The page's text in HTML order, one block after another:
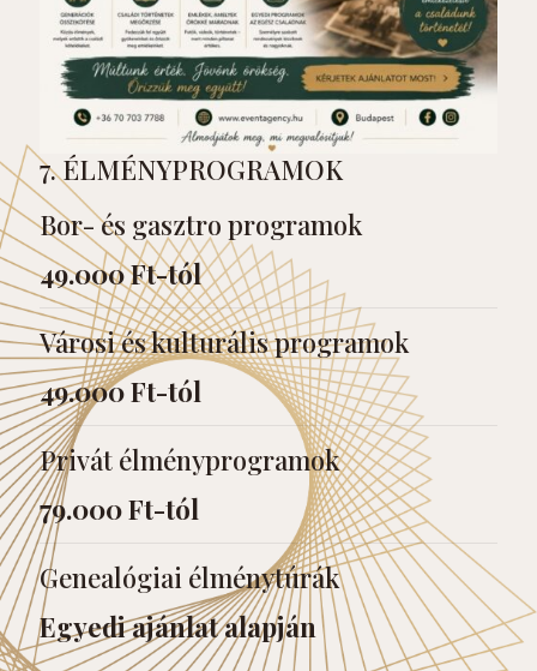
7. ÉLMÉNYPROGRAMOK
Bor- és gasztro programok
49.000 Ft-tól
Városi és kulturális programok
49.000 Ft-tól
Privát élményprogramok
79.000 Ft-tól
Genealógiai élménytúrák
Egyedi ajánlat alapján